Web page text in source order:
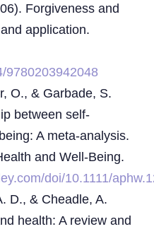
Forgiveness and
application.
9780203942048
O., & Garbade, S.
between self-
A meta-analysis.
and Well-Being.
doi/10.1111/
D., & Cheadle, A.
health: A review and